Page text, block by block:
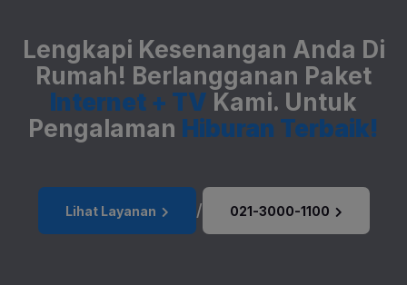
Lengkapi Kesenangan Anda Di
Rumah! Berlangganan Paket
Internet + TV Kami. Untuk
Pengalaman Hiburan Terbaik!
Lihat Layanan / 021-3000-1100